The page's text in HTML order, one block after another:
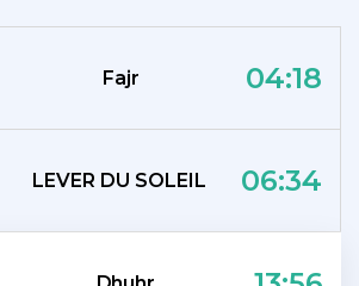
Fajr 04:18
LEVER DU SOLEIL 06:34